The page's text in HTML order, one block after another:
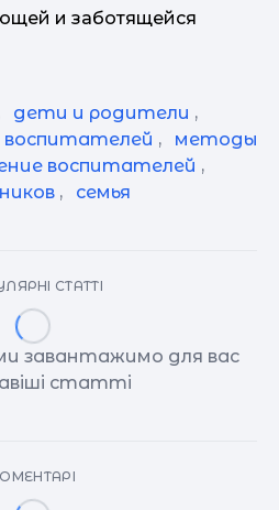
и заботящейся
дети и родители ,
воспитателей ,
методы
воспитателей ,
, семья
СТАТТІ
завантажимо для вас
статті